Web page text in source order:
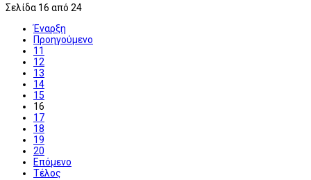
Σελίδα 16 από 24
Έναρξη
Προηγούμενο
11
12
13
14
15
16
17
18
19
20
Επόμενο
Τέλος